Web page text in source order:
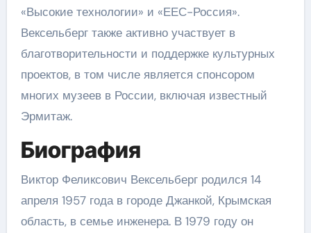
«Высокие технологии» и «ЕЕС-Россия».
Вексельберг также активно участвует в
благотворительности и поддержке культурных
проектов, в том числе является спонсором
многих музеев в России, включая известный
Эрмитаж.
Биография
Виктор Феликсович Вексельберг родился 14
апреля 1957 года в городе Джанкой, Крымская
область, в семье инженера. В 1979 году он